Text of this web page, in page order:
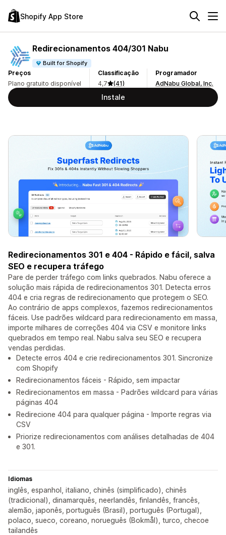
Shopify App Store
Redirecionamentos 404/301 Nabu
Built for Shopify
Preços
Plano gratuito disponível
Classificação
4,7
(41)
Programador
AdNabu Global, Inc.
Instale
Redirecionamentos 301 e 404 - Rápido e fácil, salva
SEO e recupera tráfego
Pare de perder tráfego com links quebrados. Nabu oferece a
solução mais rápida de redirecionamentos 301. Detecta erros
404 e cria regras de redirecionamento que protegem o SEO.
Ao contrário de apps complexos, fazemos redirecionamentos
fáceis. Use padrões wildcard para redirecionamento em massa,
importe milhares de correções 404 via CSV e monitore links
quebrados em tempo real. Nabu salva seu SEO e recupera
vendas perdidas.
Detecte erros 404 e crie redirecionamentos 301. Sincronize
com Shopify
Redirecionamentos fáceis - Rápido, sem impactar
Redirecionamentos em massa - Padrões wildcard para várias
páginas 404
Redirecione 404 para qualquer página - Importe regras via
CSV
Priorize redirecionamentos com análises detalhadas de 404
e 301.
Idiomas
inglês, espanhol, italiano, chinês (simplificado), chinês
(tradicional), dinamarquês, neerlandês, finlandês, francês,
alemão, japonês, português (Brasil), português (Portugal),
polaco, sueco, coreano, norueguês (Bokmål), turco, checoe
tailandês